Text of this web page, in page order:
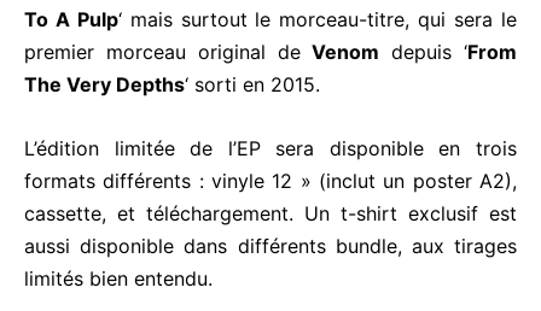
To A Pulp‘ mais surtout le morceau-titre, qui sera le
premier morceau original deVenom depuis ‘From
The Very Depths‘ sorti en 2015.
L’édition limitée de l’EP sera disponible en trois
formats différents : vinyle 12 » (inclut un poster A2),
cassette, et téléchargement. Un t-shirt exclusif est
aussi disponible dans différents bundle, aux tirages
limités bien entendu.